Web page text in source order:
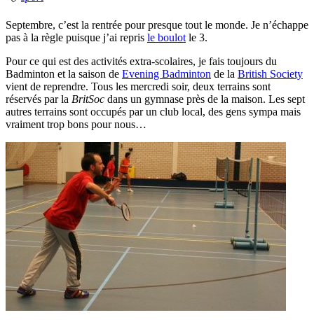
Septembre, c’est la rentrée pour presque tout le monde. Je n’échappe
pas à la règle puisque j’ai repris le boulot le 3.
Pour ce qui est des activités extra-scolaires, je fais toujours du
Badminton et la saison de Evening Badminton de la British Society
vient de reprendre. Tous les mercredi soir, deux terrains sont
réservés par la BritSoc dans un gymnase près de la maison. Les sept
autres terrains sont occupés par un club local, des gens sympa mais
vraiment trop bons pour nous…